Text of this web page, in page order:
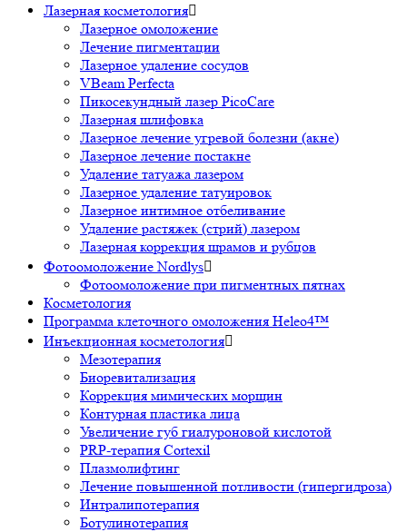
Лазерная косметология
Лазерное омоложение
Лечение пигментации
Лазерное удаление сосудов
VBeam Perfecta
Пикосекундный лазер PicoCare
Лазерная шлифовка
Лазерное лечение угревой болезни (акне)
Лазерное лечение постакне
Удаление татуажа лазером
Лазерное удаление татуировок
Лазерное интимное отбеливание
Удаление растяжек (стрий) лазером
Лазерная коррекция шрамов и рубцов
Фотоомоложение Nordlys
Фотоомоложение при пигментных пятнах
Косметология
Программа клеточного омоложения Heleo4™
Инъекционная косметология
Мезотерапия
Биоревитализация
Коррекция мимических морщин
Контурная пластика лица
Увеличение губ гиалуроновой кислотой
PRP-терапия Cortexil
Плазмолифтинг
Лечение повышенной потливости (гипергидроза)
Интралипотерапия
Ботулинотерапия